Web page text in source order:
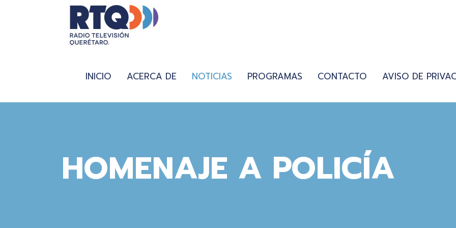
INICIO ACERCA DE NOTICIAS PROGRAMAS CONTACTO AVISO DE
HOMENAJE A POLICÍA